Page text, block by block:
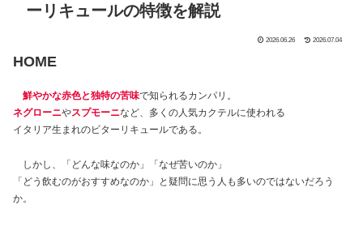
ーリキュールの特徴を解説
2026.06.26 2026.07.04
HOME
鮮やかな赤色と独特の苦味で知られるカンパリ。
ネグローニやスプモーニなど、多くの人気カクテルに使われる
イタリア生まれのビターリキュールである。
しかし、「どんな味なのか」「なぜ苦いのか」
「どう飲むのがおすすめなのか」と疑問に思う人も多いのではないだろう
か。